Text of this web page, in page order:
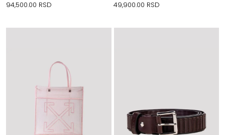
94,500.00 RSD
49,900.00 RSD